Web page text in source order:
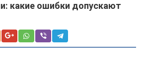
какие ошибки допускают